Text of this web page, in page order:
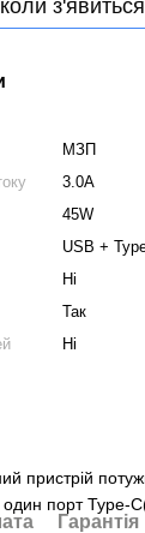
з'явиться
МЗП
3.0A
45W
USB +
Ні
Так
Ні
пристрій
порт Type-
Гарантія